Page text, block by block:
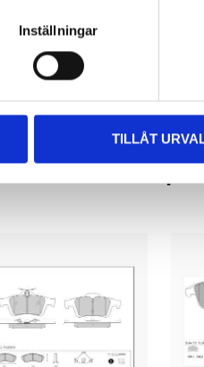
Inställningar
TILLÅT
Relaterade